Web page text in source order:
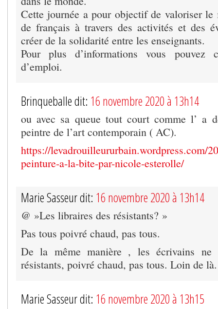
Cette journée a pour objectif de valoriser le
de français à travers des activités et des
créer de la solidarité entre les enseignants.
Pour plus d’informations vous pouvez
d’emploi.
Brinqueballe dit: 16 novembre 2020 à 13h14
ou avec sa queue tout court comme l’ a
peintre de l’art contemporain ( AC).
https://levadrouilleururbain.wordpress.com/
peinture-a-la-bite-par-nicole-esterolle/
Marie Sasseur dit: 16 novembre 2020 à 13h14
@ »Les libraires des résistants? »
Pas tous poivré chaud, pas tous.
De la même manière , les écrivains ne
résistants, poivré chaud, pas tous. Loin de là.
Marie Sasseur dit: 16 novembre 2020 à 13h15